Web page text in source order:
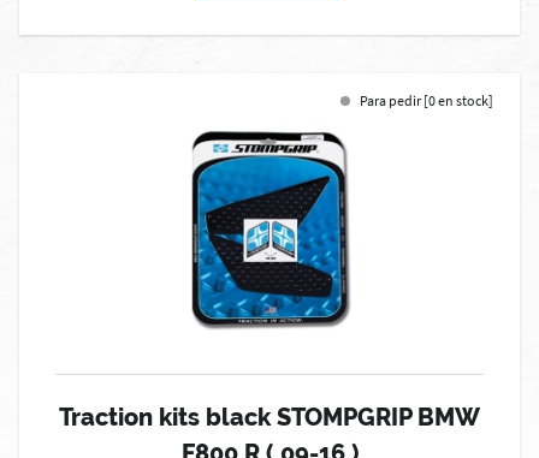
Para pedir [0 en stock]
Traction kits black STOMPGRIP BMW